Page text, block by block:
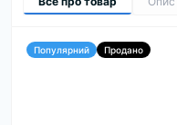
Популярний Продано